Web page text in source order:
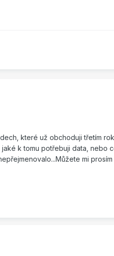
které už obchoduji třetím
k tomu potřebuji data, nebo
mi